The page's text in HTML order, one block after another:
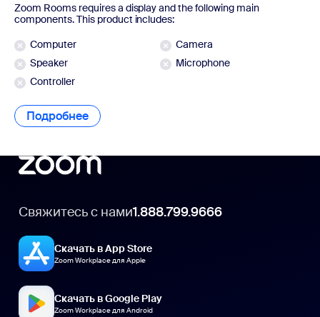
Zoom Rooms requires a display and the following main
components. This product includes:
Computer
Camera
Speaker
Microphone
Controller
Подробнее
Свяжитесь с нами1.888.799.9666
Скачать в App Store
Zoom Workplace для Apple
Скачать в Google Play
Zoom Workplace для Android